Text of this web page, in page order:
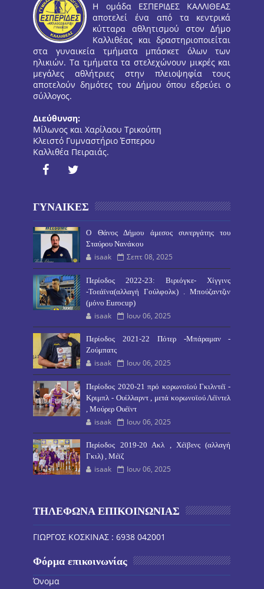
Η ομάδα ΕΣΠΕΡΙΔΕΣ ΚΑΛΛΙΘΕΑΣ
αποτελεί ένα από τα κεντρικά
κύτταρα αθλητισμού στον Δήμο
Καλλιθέας και δραστηριοποιείται
στα γυναικεία τμήματα μπάσκετ όλων των
ηλικιών. Τα τμήματα τα στελεχώνουν μικρές και
μεγάλες αθλήτριες στην πλειοψηφία τους
αποτελούν δημότες του Δήμου όπου εδρεύει ο
σύλλογος.
Διεύθυνση:
Μίλωνος και Χαρίλαου Τρικούπη
Κλειστό Γυμναστήριο Έσπερου
Καλλιθέα Πειραιάς.
ΓΥΝΑΙΚΕΣ
O Θάνος Δήμου άμεσος συνεργάτης του
Σταύρου Νανάκου
isaak Σεπτ 08, 2025
Περίοδος 2022-23: Βιριόγκε- Χίγγινς
-Τοεάϊνα(αλλαγή Γούλφολκ) . Μπούζαντζιν
(μόνο Eurocup)
isaak Ιουν 06, 2025
Περίοδος 2021-22 Πότερ -Μπάραμαν -
Ζούμπατς
isaak Ιουν 06, 2025
Περίοδος 2020-21 πρό κορωνοϊού Γκιλντέϊ -
Κριμπλ - Ουίλλαρντ , μετά κορωνοϊού Λέϊντελ
, Μούρερ Ουέϊντ
isaak Ιουν 06, 2025
Περίοδος 2019-20 Ακλ , Χέϊβενς (αλλαγή
Γκιλ) , Μέϊζ
isaak Ιουν 06, 2025
ΤΗΛΕΦΩΝΑ ΕΠΙΚΟΙΝΩΝΙΑΣ
ΓΙΩΡΓΟΣ ΚΟΣΚΙΝΑΣ : 6938 042001
Φόρμα επικοινωνίας
Όνομα